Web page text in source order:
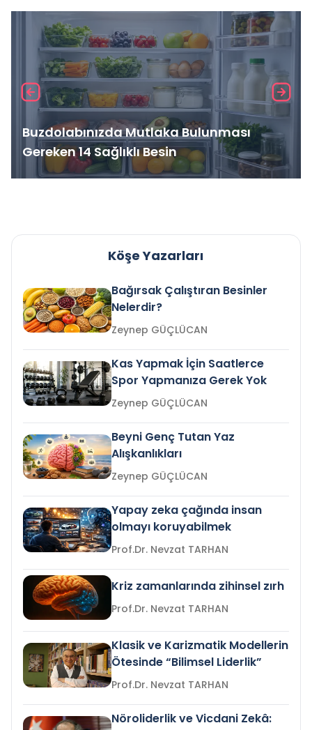
Buzdolabınızda Mutlaka Bulunması
Gereken 14 Sağlıklı Besin
Köşe Yazarları
Bağırsak Çalıştıran Besinler
Nelerdir?
Zeynep GÜÇLÜCAN
Kas Yapmak İçin Saatlerce
Spor Yapmanıza Gerek Yok
Zeynep GÜÇLÜCAN
Beyni Genç Tutan Yaz
Alışkanlıkları
Zeynep GÜÇLÜCAN
Yapay zeka çağında insan
olmayı koruyabilmek
Prof.Dr. Nevzat TARHAN
Kriz zamanlarında zihinsel zırh
Prof.Dr. Nevzat TARHAN
Klasik ve Karizmatik Modellerin
Ötesinde “Bilimsel Liderlik”
Prof.Dr. Nevzat TARHAN
Nöroliderlik ve Vicdani Zekâ: